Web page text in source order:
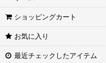
ショッピングカート
お気に入り
最近チェックしたアイテム